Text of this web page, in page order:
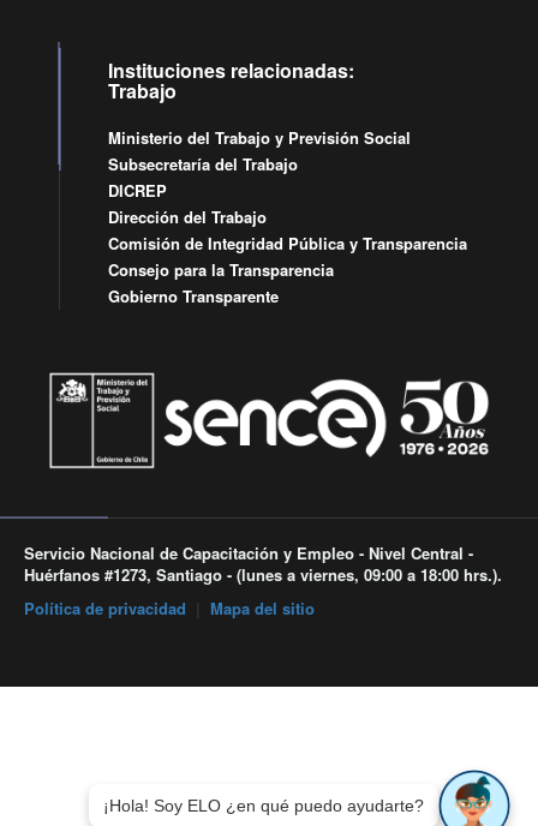
Instituciones relacionadas:
Trabajo
Ministerio del Trabajo y Previsión Social
Subsecretaría del Trabajo
DICREP
Dirección del Trabajo
Comisión de Integridad Pública y Transparencia
Consejo para la Transparencia
Gobierno Transparente
Servicio Nacional de Capacitación y Empleo - Nivel Central -
Huérfanos #1273, Santiago - (lunes a viernes, 09:00 a 18:00 hrs.).
Política de privacidad
Mapa del sitio
¡Hola! Soy ELO ¿en qué puedo ayudarte?